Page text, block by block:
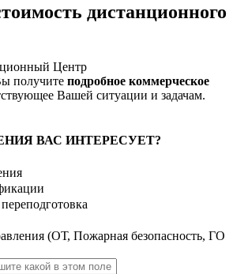
дистанционного
получите подробное коммерческое
Вашей ситуации и задачам.
ВАС ИНТЕРЕСУЕТ?
(ОТ, Пожарная безопасность, ГО